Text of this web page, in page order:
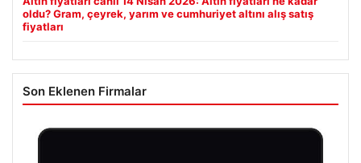
oldu? Gram, çeyrek, yarım ve cumhuriyet altını alış satış
fiyatları
Son Eklenen Firmalar